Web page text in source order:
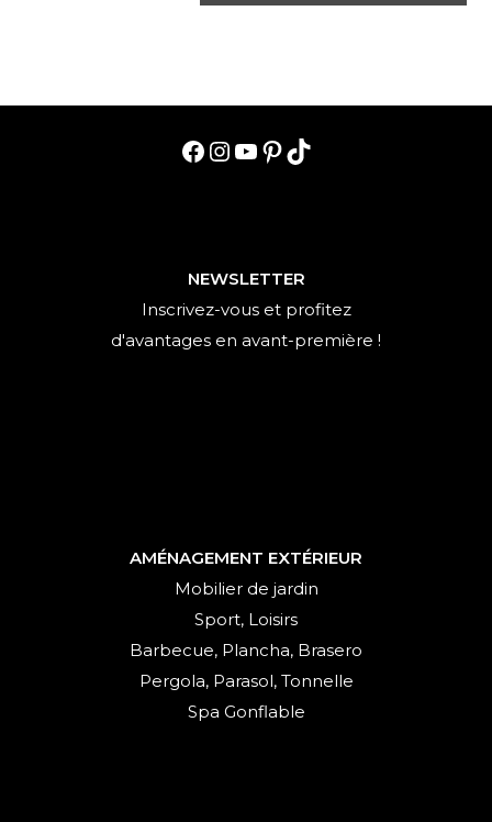
Facebook
Instagram
YouTube
Pinterest
TikTok
NEWSLETTER
Inscrivez-vous et profitez
d'avantages en avant-première !
AMÉNAGEMENT EXTÉRIEUR
Mobilier de jardin
Sport, Loisirs
Barbecue, Plancha, Brasero
Pergola, Parasol, Tonnelle
Spa Gonflable